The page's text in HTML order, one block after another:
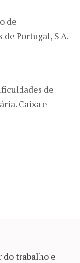
de
Portugal, S.A.
de
Caixa e
do trabalho e